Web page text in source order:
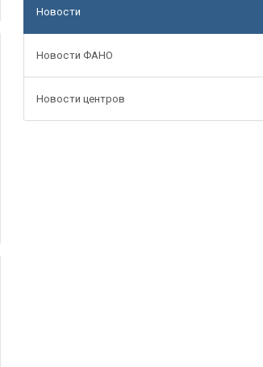
Новости
Новости ФАНО
Новости центров